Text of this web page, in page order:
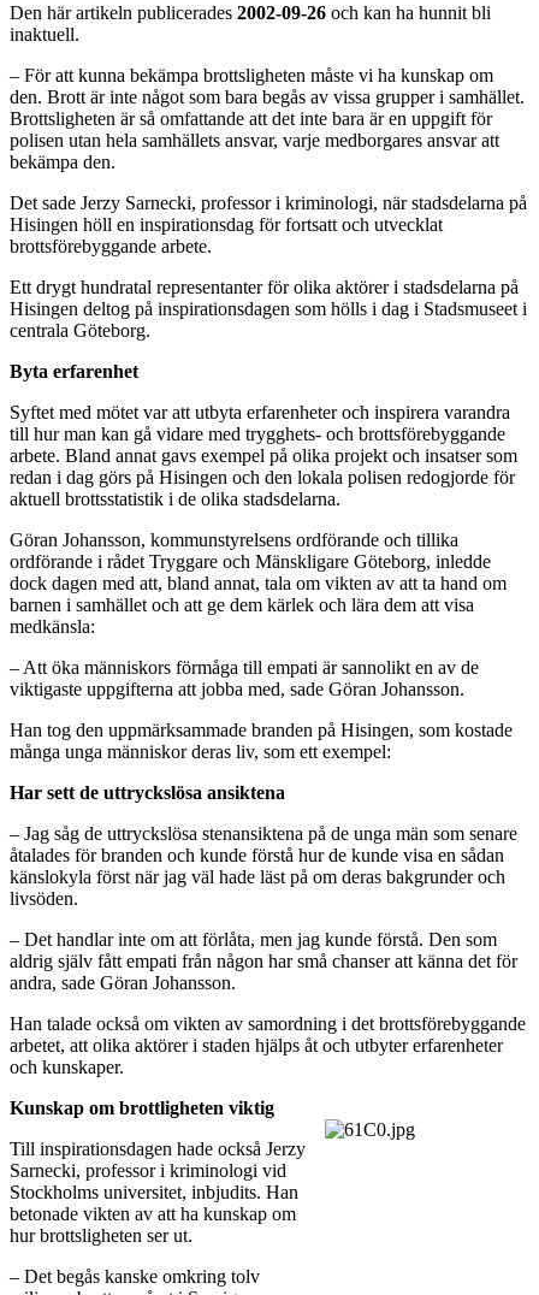
Den här artikeln publicerades 2002-09-26 och kan ha hunnit bli
inaktuell.
– För att kunna bekämpa brottsligheten måste vi ha kunskap om
den. Brott är inte något som bara begås av vissa grupper i samhället.
Brottsligheten är så omfattande att det inte bara är en uppgift för
polisen utan hela samhällets ansvar, varje medborgares ansvar att
bekämpa den.
Det sade Jerzy Sarnecki, professor i kriminologi, när stadsdelarna på
Hisingen höll en inspirationsdag för fortsatt och utvecklat
brottsförebyggande arbete.
Ett drygt hundratal representanter för olika aktörer i stadsdelarna på
Hisingen deltog på inspirationsdagen som hölls i dag i Stadsmuseet i
centrala Göteborg.
Byta erfarenhet
Syftet med mötet var att utbyta erfarenheter och inspirera varandra
till hur man kan gå vidare med trygghets- och brottsförebyggande
arbete. Bland annat gavs exempel på olika projekt och insatser som
redan i dag görs på Hisingen och den lokala polisen redogjorde för
aktuell brottsstatistik i de olika stadsdelarna.
Göran Johansson, kommunstyrelsens ordförande och tillika
ordförande i rådet Tryggare och Mänskligare Göteborg, inledde
dock dagen med att, bland annat, tala om vikten av att ta hand om
barnen i samhället och att ge dem kärlek och lära dem att visa
medkänsla:
– Att öka människors förmåga till empati är sannolikt en av de
viktigaste uppgifterna att jobba med, sade Göran Johansson.
Han tog den uppmärksammade branden på Hisingen, som kostade
många unga människor deras liv, som ett exempel:
Har sett de uttryckslösa ansiktena
– Jag såg de uttryckslösa stenansiktena på de unga män som senare
åtalades för branden och kunde förstå hur de kunde visa en sådan
känslokyla först när jag väl hade läst på om deras bakgrunder och
livsöden.
– Det handlar inte om att förlåta, men jag kunde förstå. Den som
aldrig själv fått empati från någon har små chanser att känna det för
andra, sade Göran Johansson.
Han talade också om vikten av samordning i det brottsförebyggande
arbetet, att olika aktörer i staden hjälps åt och utbyter erfarenheter
och kunskaper.
Kunskap om brottligheten viktig
Till inspirationsdagen hade också Jerzy
Sarnecki, professor i kriminologi vid
Stockholms universitet, inbjudits. Han
betonade vikten av att ha kunskap om
hur brottsligheten ser ut.
– Det begås kanske omkring tolv